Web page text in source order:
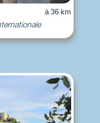
à 36 km